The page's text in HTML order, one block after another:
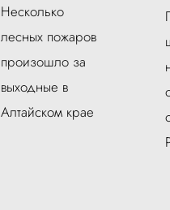
Несколько
лесных пожаров
произошло за
выходные в
Алтайском крае